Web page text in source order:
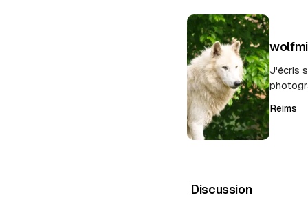
J'écris
Reims
Discussion